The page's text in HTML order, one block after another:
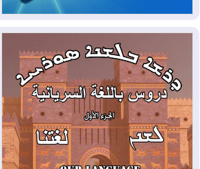
قد يختبر تماسك الناتو بهجوم محدود
2026-08-06نيجيرفان بارزاني حول اجتماع
"إدارة الدولة": أكدنا دعم تنفيذ البرنامج
الحكومي وأهمية حصر السلاح
2026-08-06ائتلاف ادارة الدولة: من
يقومون بسلوك يهدد امن البلاد خارجون عن
القانون يجب محاربتهم